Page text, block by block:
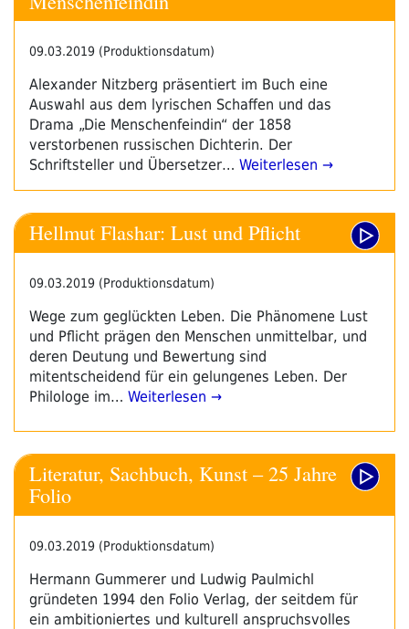
09.03.2019 (Produktionsdatum)
Alexander Nitzberg präsentiert im Buch eine
Auswahl aus dem lyrischen Schaffen und das
Drama „Die Menschenfeindin“ der 1858
verstorbenen russischen Dichterin. Der
Schriftsteller und Übersetzer… Weiterlesen →
Hellmut Flashar: Lust und Pflicht
09.03.2019 (Produktionsdatum)
Wege zum geglückten Leben. Die Phänomene Lust
und Pflicht prägen den Menschen unmittelbar, und
deren Deutung und Bewertung sind
mitentscheidend für ein gelungenes Leben. Der
Philologe im… Weiterlesen →
Literatur, Sachbuch, Kunst – 25 Jahre
Folio
09.03.2019 (Produktionsdatum)
Hermann Gummerer und Ludwig Paulmichl
gründeten 1994 den Folio Verlag, der seitdem für
ein ambitioniertes und kulturell anspruchsvolles